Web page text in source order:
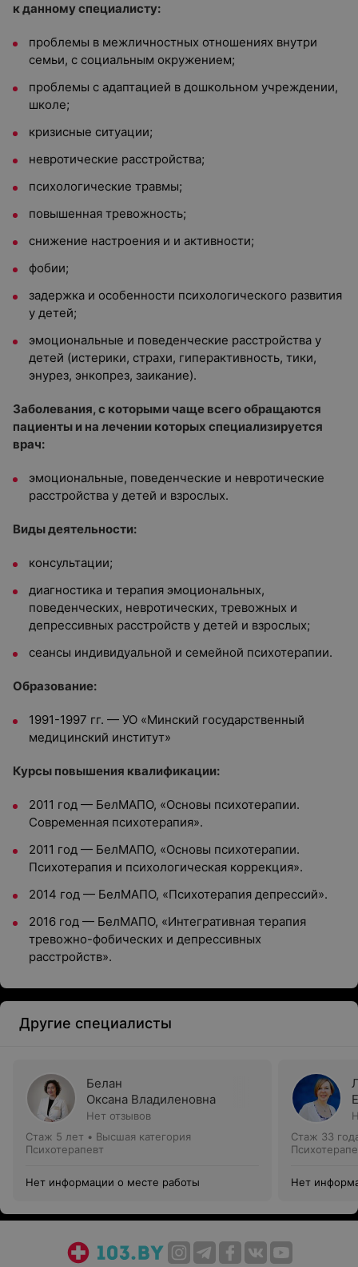
к данному специалисту:
проблемы в межличностных отношениях внутри
семьи, с социальным окружением;
проблемы с адаптацией в дошкольном учреждении,
школе;
кризисные ситуации;
невротические расстройства;
психологические травмы;
повышенная тревожность;
снижение настроения и и активности;
фобии;
задержка и особенности психологического развития
у детей;
эмоциональные и поведенческие расстройства у
детей (истерики, страхи, гиперактивность, тики,
энурез, энкопрез, заикание).
Заболевания, с которыми чаще всего обращаются
пациенты и на лечении которых специализируется
врач:
эмоциональные, поведенческие и невротические
расстройства у детей и взрослых.
Виды деятельности:
консультации;
диагностика и терапия эмоциональных,
поведенческих, невротических, тревожных и
депрессивных расстройств у детей и взрослых;
сеансы индивидуальной и семейной психотерапии.
Образование:
1991-1997 гг. — УО «Минский государственный
медицинский институт»
Курсы повышения квалификации:
2011 год — БелМАПО, «Основы психотерапии.
Современная психотерапия».
2011 год — БелМАПО, «Основы психотерапии.
Психотерапия и психологическая коррекция».
2014 год — БелМАПО, «Психотерапия депрессий».
2016 год — БелМАПО, «Интегративная терапия
тревожно-фобических и депрессивных
расстройств».
Другие специалисты
Белан
Оксана Владиленовна
Нет отзывов
Стаж 5 лет • Высшая категория
Психотерапевт
Нет информации о месте работы
Стаж 33
Нет